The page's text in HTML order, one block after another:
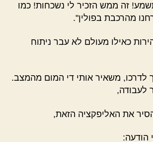
זה ממש הזכיר לי נשכחות! כמו
מהרכבת בפולין".
כאילו מעולם לא עבר ניתוח
לדרכו, משאיר אותי די המום מהמצב.
לעבודה,
את האליפקציה הזאת,
הודעה: